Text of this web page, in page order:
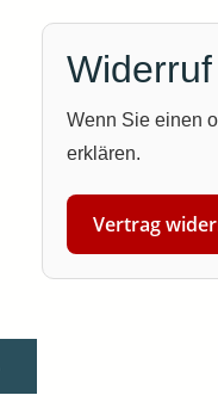
Widerruf
Wenn Sie einen
erklären.
Vertrag